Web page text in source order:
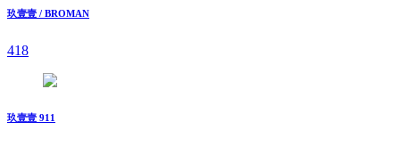
玖壹壹 / BROMAN
418
玖壹壹 911